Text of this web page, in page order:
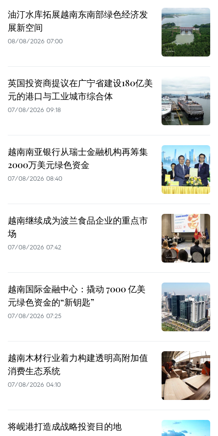
油汀水库拓展越南东南部绿色经济发
展新空间
08/08/2026 07:00
英国投资商提议在广宁省建设180亿美
元的港口与工业城市综合体
07/08/2026 09:18
越南南亚银行从瑞士金融机构再筹集
2000万美元绿色资金
07/08/2026 08:40
越南继续成为波兰食品企业的重点市
场
07/08/2026 07:42
越南国际金融中心：撬动 7000 亿美
元绿色资金的“新钥匙”
07/08/2026 07:25
越南木材行业着力构建透明高附加值
消费生态系统
07/08/2026 04:10
将岘港打造成战略投资目的地